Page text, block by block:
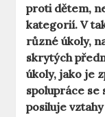
proti dětem,
kategorií. V
různé úkoly,
skrytých
úkoly, jako je
spolupráce se
posiluje